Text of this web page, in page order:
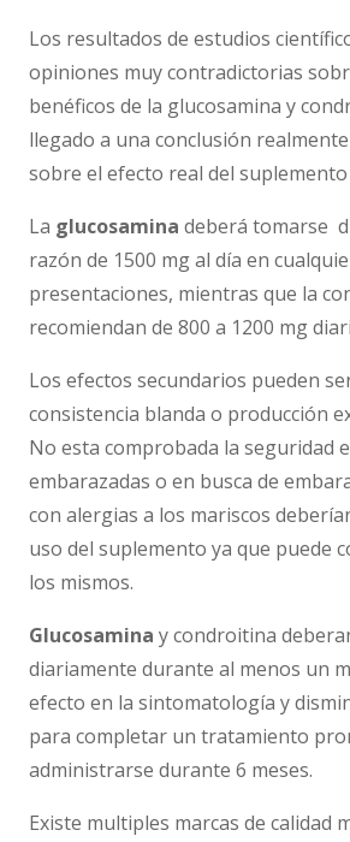
Los resultados de estudios
opiniones muy contradictorias
benéficos de la glucosamina y
llegado a una conclusión
sobre el efecto real del
La glucosamina deberá tomarse
razón de 1500 mg al día en
presentaciones, mientras que la
recomiendan de 800 a 1200 mg
Los efectos secundarios pueden
consistencia blanda o producción
No esta comprobada la seguridad
embarazadas o en busca de
con alergias a los mariscos
uso del suplemento ya que puede
los mismos.
Glucosamina y condroitina
diariamente durante al menos un
efecto en la sintomatología y
para completar un tratamiento
administrarse durante 6 meses.
Existe multiples marcas de calidad